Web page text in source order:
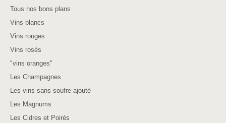
Tous nos bons plans
Vins blancs
Vins rouges
Vins rosés
"vins oranges"
Les Champagnes
Les vins sans soufre ajouté
Les Magnums
Les Cidres et Poirés